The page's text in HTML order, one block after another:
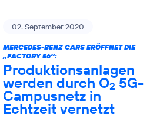
02. September 2020
MERCEDES-BENZ CARS ERÖFFNET DIE
„FACTORY 56“:
Produktionsanlagen
werden durch O25G-
Campusnetz in
Echtzeit vernetzt